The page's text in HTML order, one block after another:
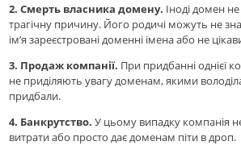
2. Смерть власника домену. Іноді домен
трагічну причину. Його родичі можуть не
ім’я зареєстровані доменні імена або не
3. Продаж компанії. При придбанні однієї
не приділяють увагу доменам, якими
придбали.
4. Банкрутство. У цьому випадку компанія
витрати або просто дає доменам піти в дроп.